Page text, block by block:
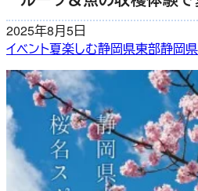
2025年8月5日
イベント夏楽しむ静岡県東部静岡